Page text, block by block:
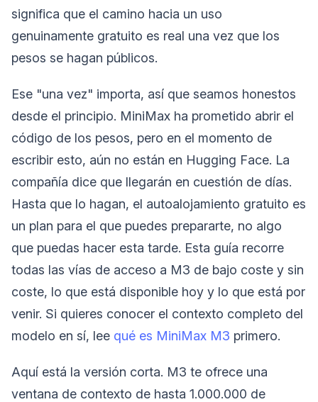
significa que el camino hacia un uso
genuinamente gratuito es real una vez que los
pesos se hagan públicos.
Ese "una vez" importa, así que seamos honestos
desde el principio. MiniMax ha prometido abrir el
código de los pesos, pero en el momento de
escribir esto, aún no están en Hugging Face. La
compañía dice que llegarán en cuestión de días.
Hasta que lo hagan, el autoalojamiento gratuito es
un plan para el que puedes prepararte, no algo
que puedas hacer esta tarde. Esta guía recorre
todas las vías de acceso a M3 de bajo coste y sin
coste, lo que está disponible hoy y lo que está por
venir. Si quieres conocer el contexto completo del
modelo en sí, lee qué es MiniMax M3 primero.
Aquí está la versión corta. M3 te ofrece una
ventana de contexto de hasta 1.000.000 de